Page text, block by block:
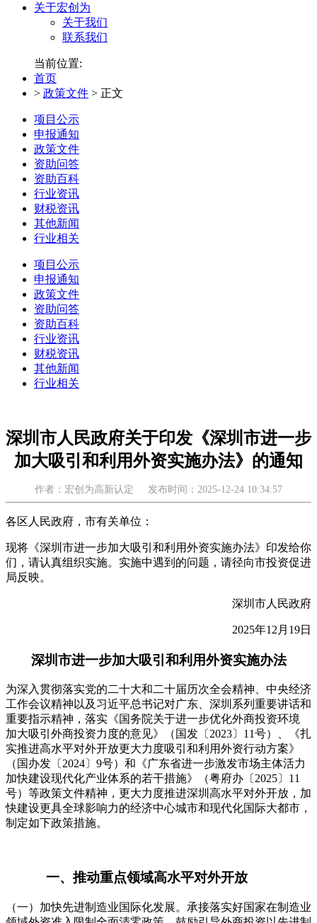
关于宏创为
关于我们
联系我们
当前位置:
首页
> 政策文件 > 正文
项目公示
申报通知
政策文件
资助问答
资助百科
行业资讯
财税资讯
其他新闻
行业相关
项目公示
申报通知
政策文件
资助问答
资助百科
行业资讯
财税资讯
其他新闻
行业相关
深圳市人民政府关于印发《深圳市进一步
加大吸引和利用外资实施办法》的通知
作者：宏创为高新认定 发布时间：2025-12-24 10:34:57
各区人民政府，市有关单位：
现将《深圳市进一步加大吸引和利用外资实施办法》印发给你
们，请认真组织实施。实施中遇到的问题，请径向市投资促进
局反映。
深圳市人民政府
2025年12月19日
深圳市进一步加大吸引和利用外资实施办法
为深入贯彻落实党的二十大和二十届历次全会精神、中央经济
工作会议精神以及习近平总书记对广东、深圳系列重要讲话和
重要指示精神，落实《国务院关于进一步优化外商投资环境
加大吸引外商投资力度的意见》（国发〔2023〕11号）、《扎
实推进高水平对外开放更大力度吸引和利用外资行动方案》
（国办发〔2024〕9号）和《广东省进一步激发市场主体活力
加快建设现代化产业体系的若干措施》（粤府办〔2025〕11
号）等政策文件精神，更大力度推进深圳高水平对外开放，加
快建设更具全球影响力的经济中心城市和现代化国际大都市，
制定如下政策措施。
一、推动重点领域高水平对外开放
（一）加快先进制造业国际化发展。承接落实好国家在制造业